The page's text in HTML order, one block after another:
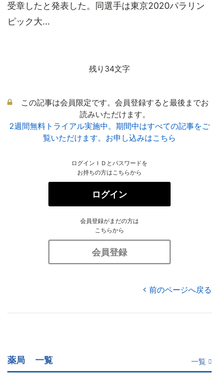
受章したと発表した。同選手は東京2020パラリン
ピック大...
残り34文字
この記事は会員限定です。会員登録すると最後までお
読みいただけます。
2週間無料トライアル実施中。期間中はすべての記事をご
覧いただけます。お申し込みはこちら
ログインＩＤとパスワードを
お持ちの方はこちらから
ログイン
会員登録がまだの方は
こちらから
会員登録
前のページへ戻る
薬局 一覧 一覧